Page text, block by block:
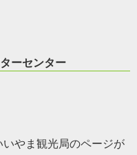
ーセンター
いやま観光局のページが